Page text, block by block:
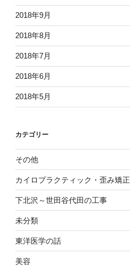
2018年9月
2018年8月
2018年7月
2018年6月
2018年5月
カテゴリー
その他
カイロプラクティック・歪み矯正
下北沢～世田谷代田の工事
未分類
東洋医学の話
美容